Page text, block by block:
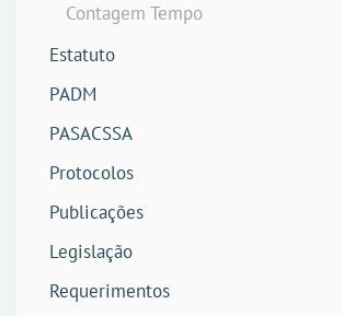
Contagem Tempo
Estatuto
PADM
PASACSSA
Protocolos
Publicações
Legislação
Requerimentos